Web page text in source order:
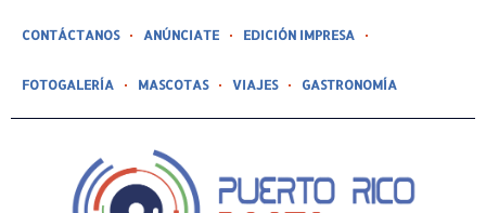
CONTÁCTANOS ANÚNCIATE EDICIÓN IMPRESA
FOTOGALERÍA MASCOTAS VIAJES GASTRONOMÍA